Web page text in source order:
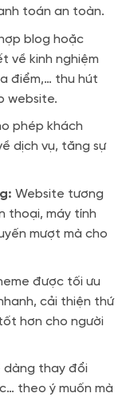
toán an toàn.
blog hoặc
về kinh nghiệm
điểm,… thu hút
website.
phép khách
dịch vụ, tăng sự
Website tương
thoại, máy tính
mượt mà cho
được tối ưu
cải thiện thứ
hơn cho người
dàng thay đổi
theo ý muốn mà